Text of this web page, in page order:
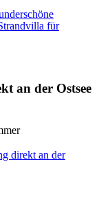
für
an der Ostsee
direkt an der